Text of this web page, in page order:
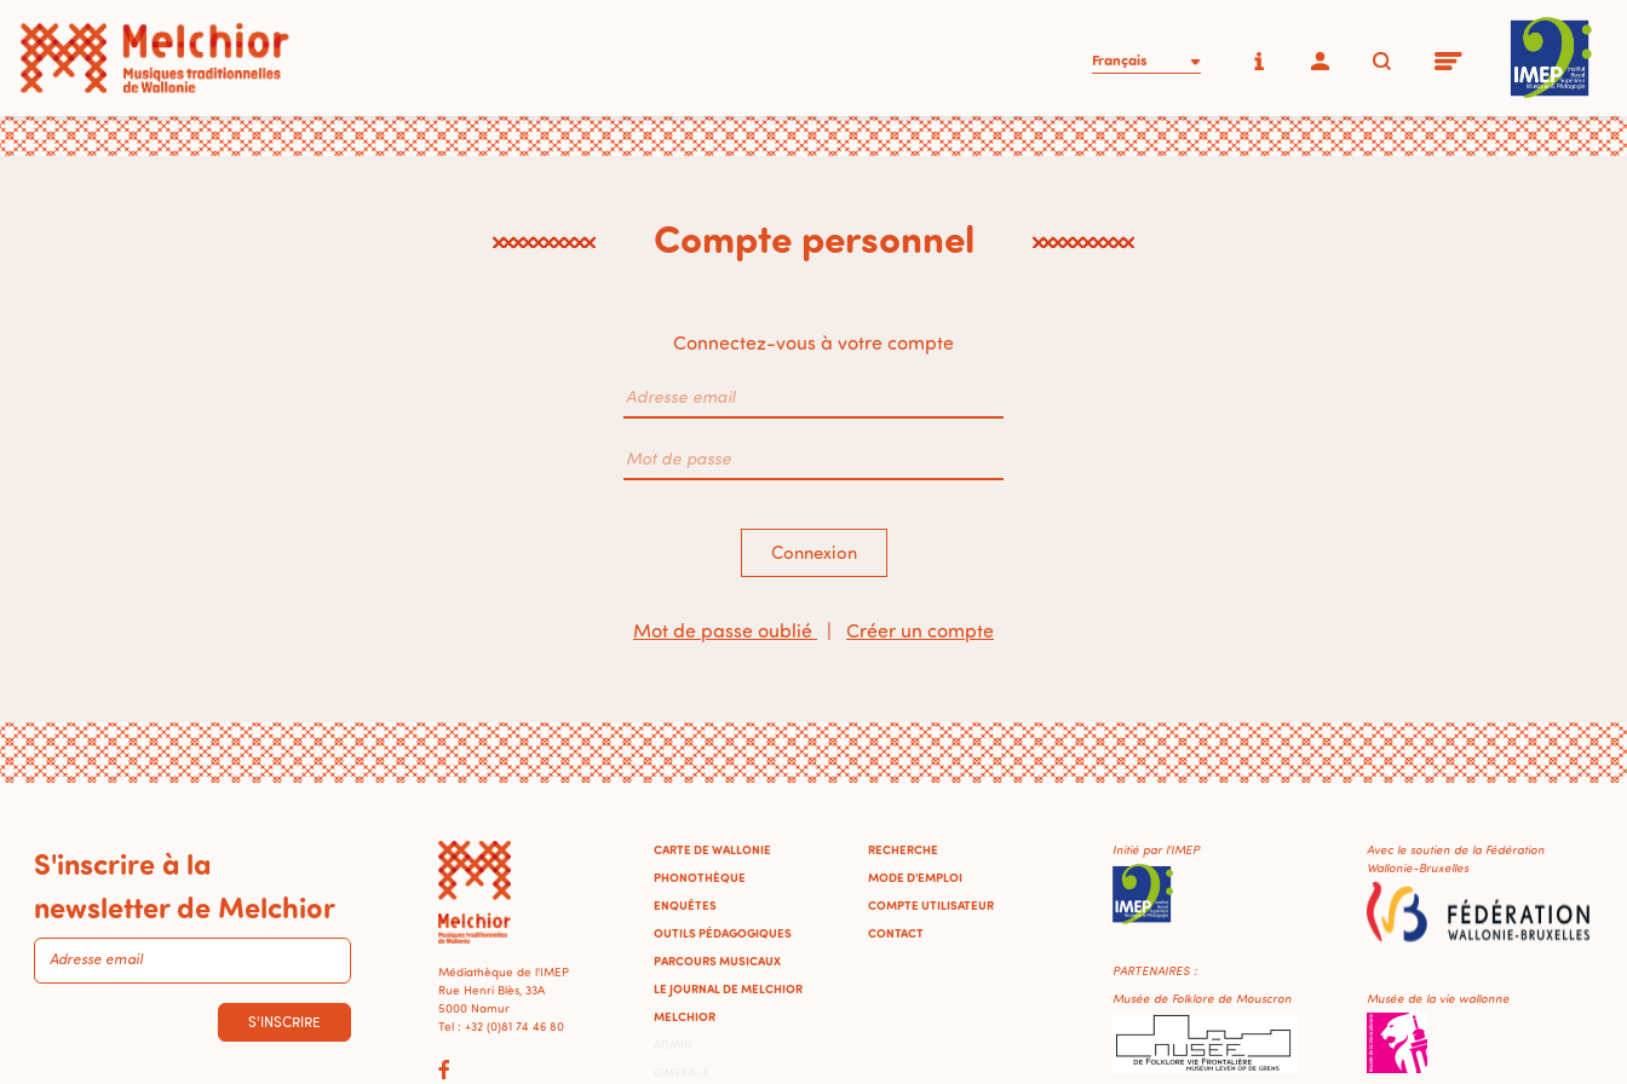
Français
Compte personnel
Connectez-vous à votre compte
Connexion
Mot de passe oublié Créer un compte
S'inscrire à la
newsletter de Melchior
S'INSCRIRE
Médiathèque de l'IMEP
Rue Henri Blès, 33A
5000 Namur
Tel : +32 (0)81 74 46 80
CARTE DE WALLONIE
PHONOTHÈQUE
ENQUÊTES
OUTILS PÉDAGOGIQUES
PARCOURS MUSICAUX
LE JOURNAL DE MELCHIOR
MELCHIOR
RECHERCHE
MODE D'EMPLOI
COMPTE UTILISATEUR
CONTACT
Initié par l'IMEP
Avec le soutien de la Fédération
Wallonie-Bruxelles
PARTENAIRES :
Musée de Folklore de Mouscron
Musée de la vie wallonne